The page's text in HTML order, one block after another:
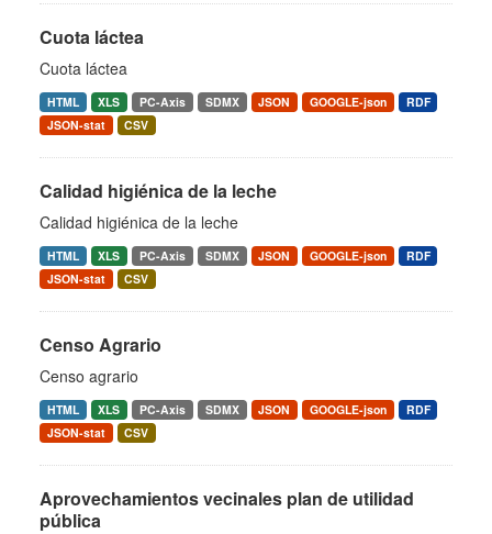
Cuota láctea
Cuota láctea
HTML XLS PC-Axis SDMX JSON GOOGLE-json
RDF
JSON-stat
CSV
Calidad higiénica de la leche
Calidad higiénica de la leche
HTML XLS PC-Axis SDMX JSON GOOGLE-json
RDF
JSON-stat
CSV
Censo Agrario
Censo agrario
HTML XLS PC-Axis SDMX JSON GOOGLE-json
RDF
JSON-stat
CSV
Aprovechamientos vecinales plan de utilidad
pública